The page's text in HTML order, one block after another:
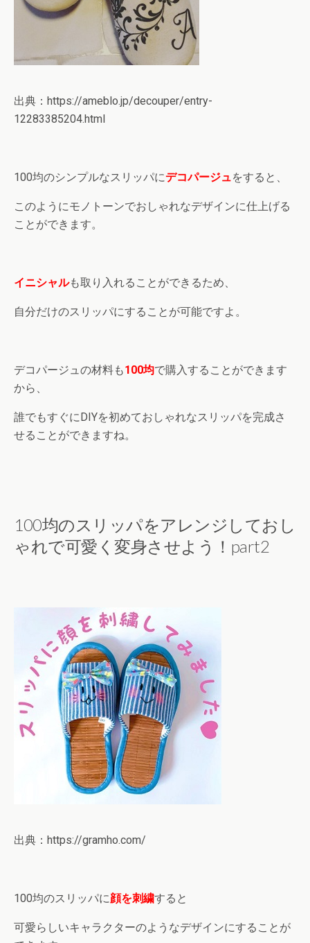
出典：https://ameblo.jp/decouper/entry-
12283385204.html
100均のシンプルなスリッパにデコパージュをすると、
このようにモノトーンでおしゃれなデザインに仕上げる
ことができます。
イニシャルも取り入れることができるため、
自分だけのスリッパにすることが可能ですよ。
デコパージュの材料も100均で購入することができます
から、
誰でもすぐにDIYを初めておしゃれなスリッパを完成さ
せることができますね。
100均のスリッパをアレンジしておし
ゃれで可愛く変身させよう！part2
出典：https://gramho.com/
100均のスリッパに顔を刺繍すると
可愛らしいキャラクターのようなデザインにすることが